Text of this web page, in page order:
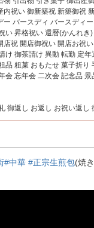
内祝い 御新築祝 新築御祝
ー バースディ バースディ
い 昇格祝い 還暦(かんれき
店祝 開店御祝い 開店お祝
け 御茶請け 異動 転勤 定
品 粗菓 おもたせ 菓子折り
会 忘年会 二次会 記念品 景
御返し お返し お祝い返し
#中華 #正宗生煎包(焼